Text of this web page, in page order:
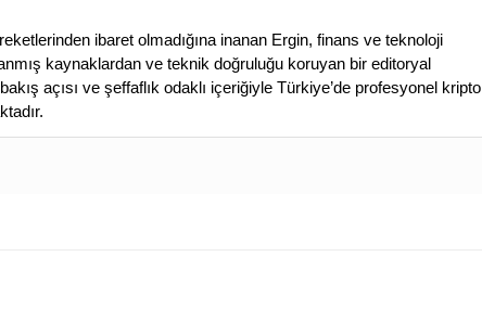
ibaret olmadığına inanan Ergin, finans ve teknoloji
kaynaklardan ve teknik doğruluğu koruyan bir editoryal
açısı ve şeffaflık odaklı içeriğiyle Türkiye’de profesyonel kripto